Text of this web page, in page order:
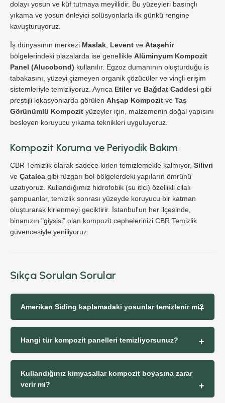
dolayı yosun ve küf tutmaya meyillidir. Bu yüzeyleri basınçlı
yıkama ve yosun önleyici solüsyonlarla ilk günkü rengine
kavuşturuyoruz.
İş dünyasının merkezi Maslak Levent ve Ataşehir
bölgelerindeki plazalarda ise genellikle Alüminyum Kompozit
Panel (Alucobond) kullanılır. Egzoz dumanının oluşturduğu is
tabakasını, yüzeyi çizmeyen organik çözücüler ve vinçli erişim
sistemleriyle temizliyoruz. Ayrıca Etilerve Bağdat Caddesi gibi
prestijli lokasyonlarda görülen Ahşap Kompozit ve Taş
Görünümlü Kompozit yüzeyler için, malzemenin doğal yapısını
besleyen koruyucu yıkama teknikleri uyguluyoruz.
Kompozit Koruma ve Periyodik Bakım
CBR Temizlik olarak sadece kirleri temizlemekle kalmıyor, Silivri
ve Çatalca gibi rüzgarı bol bölgelerdeki yapıların ömrünü
uzatıyoruz. Kullandığımız hidrofobik (su itici) özellikli cilalı
şampuanlar, temizlik sonrası yüzeyde koruyucu bir katman
oluşturarak kirlenmeyi geciktirir. İstanbul'un her ilçesinde,
binanızın "giysisi" olan kompozit cephelerinizi CBR Temizlik
güvencesiyle yeniliyoruz.
Sıkça Sorulan Sorular
Amerikan Siding kaplamadaki yosunlar temizlenir mi?
Hangi tür kompozit panelleri temizliyorsunuz?
Kullandığınız kimyasallar kompozit boyasına zarar
verir mi?